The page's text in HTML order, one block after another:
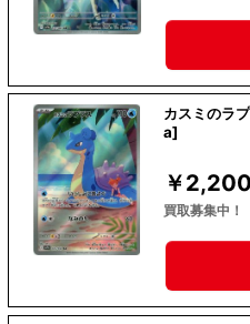
カスミのラ
a]
￥2,200
買取募集中！